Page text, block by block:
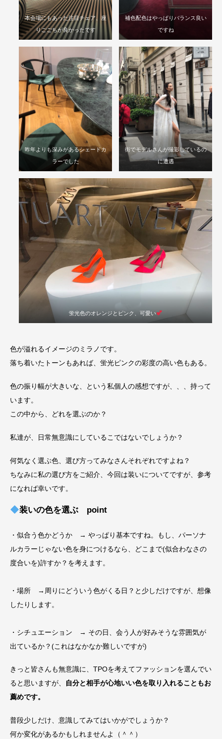
本会場にもあった注目チェア、座
りごごちが良かったです
補色配色はやっぱりバランス良い
ですね
昨年よりも深みがあるシェードカ
ラーでした
街でモデルさんが撮影しているの
に遭遇
蛍光色のオレンジとピンク、可愛い
色が溢れるイメージのミラノです。
落ち着いたトーンもあれば、蛍光ピンクの彩度の高い色もある。
色の振り幅が大きいな、という私個人の感想ですが、、、持って
います。
この中から、どれを選ぶのか？
私達が、日常無意識にしているこではないでしょうか？
何気なく選ぶ色、選び方ってみなさんそれぞれですよね？
ちなみに私の選び方をご紹介、今回は装いについてですが、参考
になれば幸いです。
装いの色を選ぶ point
・似合う色かどうか → やっぱり基本ですね。もし、パーソナ
ルカラーじゃない色を身につけるなら、どこまで(似合わなさの
度合いを)許すか？を考えます。
・場所 →周りにどういう色がくる日？と少しだけですが、想像
したりします。
・シチュエーション → その日、会う人が好みそうな雰囲気が
出ているか？(これはなかなか難しいですが)
きっと皆さんも無意識に、TPOを考えてファッションを選んでい
ると思いますが、
自分と相手が心地いい色を取り入れることもお
薦めです。
普段少しだけ、意識してみてはいかがでしょうか？
何か変化があるかもしれませんよ（＾＾）